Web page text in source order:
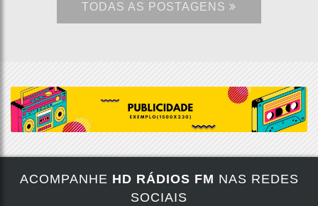
TODAS AS POSTAGENS
ACOMPANHE HD RÁDIOS FM NAS REDES
SOCIAIS